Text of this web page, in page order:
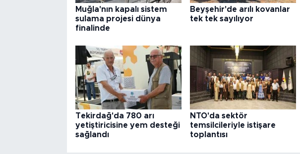
Muğla'nın kapalı sistem
sulama projesi dünya
finalinde
Beyşehir'de arılı kovanlar
tek tek sayılıyor
Tekirdağ'da 780 arı
yetiştiricisine yem desteği
sağlandı
NTO'da sektör
temsilcileriyle istişare
toplantısı